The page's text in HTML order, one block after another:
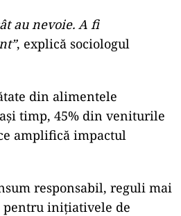
au nevoie. A fi
, explică sociologul
din alimentele
timp, 45% din veniturile
amplifică impactul
responsabil, reguli mai
inițiativele de